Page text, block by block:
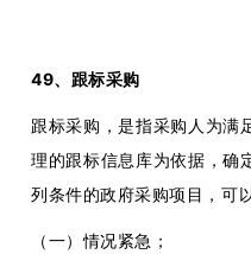
49、跟标采购
跟标采购，是指采购人为满
理的跟标信息库为依据，确
列条件的政府采购项目，可
（一）情况紧急；